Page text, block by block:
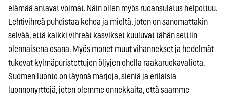
elämää antavat voimat. Näin ollen myös ruoansulatus helpottuu.
Lehtivihreä puhdistaa kehoa ja mieltä, joten on sanomattakin
selvää, että kaikki vihreät kasvikset kuuluvat tähän settiin
olennaisena osana. Myös monet muut vihannekset ja hedelmät
tukevat kylmäpuristettujen öljyjen ohella raakaruokavaliota.
Suomen luonto on täynnä marjoja, sieniä ja erilaisia
luonnonyrttejä, joten olemme onnekkaita, että saamme